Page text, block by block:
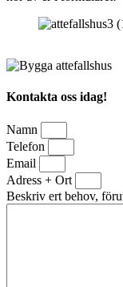
Kontakta oss idag!
Namn
Telefon
Email
Adress + Ort
Beskriv ert behov,